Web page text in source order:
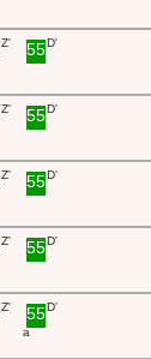
Z' 55D'
Z' 55D'
Z' 55D'
Z' 55D'
Z' 55D'
a